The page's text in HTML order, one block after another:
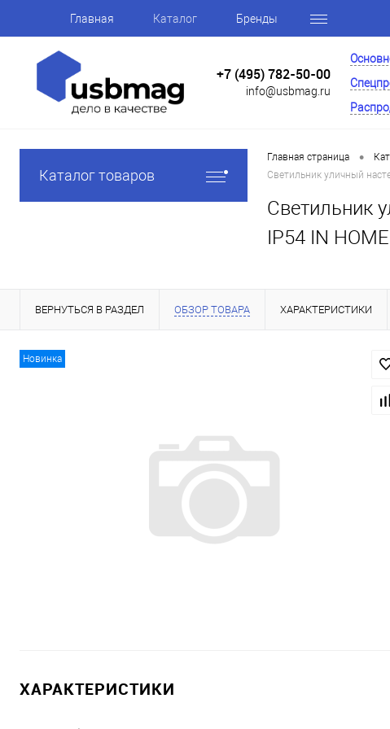
Главная Каталог Бренды
+7 (495) 782-50-00
info@usbmag.ru
Каталог товаров
Главная страница •
Светильник уличный
Светильник
IP54 IN
ВЕРНУТЬСЯ В РАЗДЕЛ ОБЗОР ТОВАРА ХАРАКТЕРИСТИКИ
Новинка
ХАРАКТЕРИСТИКИ